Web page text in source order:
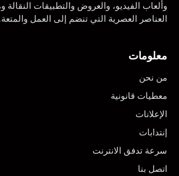
وألعاب الفيديو، والعروض والتطبيقات
العناصر العصرية التي تنضم إلى العمل والمتعة.
معلومات
من نحن
معطيات قانونية
الإعلانات
إنتدابات
سرعة تدفق الانترنت
اتصل بنا